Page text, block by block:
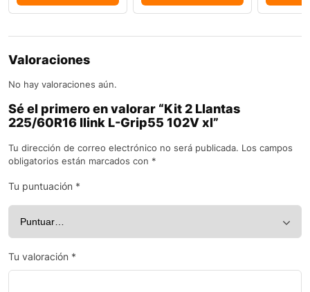
Valoraciones
No hay valoraciones aún.
Sé el primero en valorar “Kit 2 Llantas
225/60R16 Ilink L-Grip55 102V xl”
Tu dirección de correo electrónico no será publicada. Los campos
obligatorios están marcados con *
Tu puntuación *
Tu valoración *